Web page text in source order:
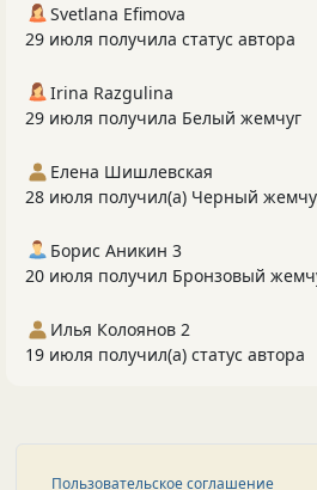
Svetlana Efimova
29 июля получила статус автора
Irina Razgulina
29 июля получила Белый жемчуг
Елена Шишлевская
28 июля получил(а) Черный
Борис Аникин 3
20 июля получил Бронзовый
Илья Колоянов 2
19 июля получил(а) статус автора
Пользовательское соглашение